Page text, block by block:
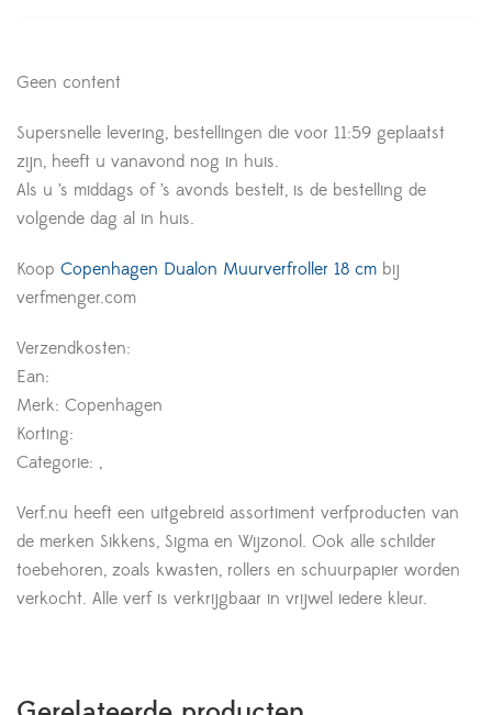
Geen content
Supersnelle levering, bestellingen die voor 11:59 geplaatst
zijn, heeft u vanavond nog in huis.
Als u ’s middags of ’s avonds bestelt, is de bestelling de
volgende dag al in huis.
Koop Copenhagen Dualon Muurverfroller 18 cm bij
verfmenger.com
Verzendkosten:
Ean:
Merk: Copenhagen
Korting:
Categorie: ,
Verf.nu heeft een uitgebreid assortiment verfproducten van
de merken Sikkens, Sigma en Wijzonol. Ook alle schilder
toebehoren, zoals kwasten, rollers en schuurpapier worden
verkocht. Alle verf is verkrijgbaar in vrijwel iedere kleur.